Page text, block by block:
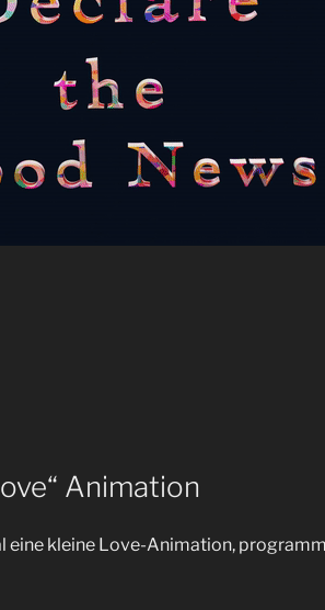
Animation
eine kleine Love-Animation,